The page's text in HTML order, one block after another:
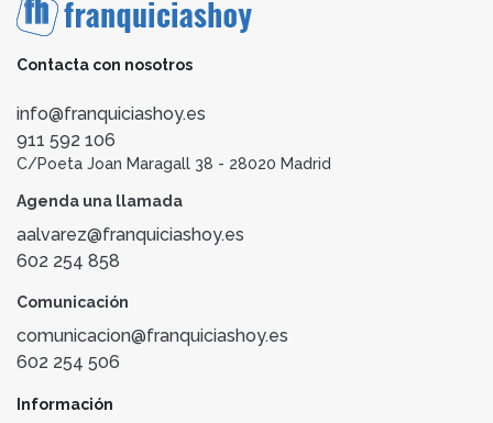
Contacta con nosotros
info@franquiciashoy.es
911 592 106
C/Poeta Joan Maragall 38 - 28020 Madrid
Agenda una llamada
aalvarez@franquiciashoy.es
602 254 858
Comunicación
comunicacion@franquiciashoy.es
602 254 506
Información